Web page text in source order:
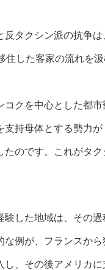
タクシン派の抗争
住した客家の流れを
クを中心とした都
支持母体とする勢力
のです。これがタ
した地域は、その
例が、フランスか
、その後アメリカ